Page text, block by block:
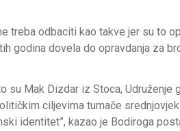
treba odbaciti kao takve jer su to
godina dovela do opravdanja za
su Mak Dizdar iz Stoca, Udruženje
ciljevima tumače
identitet”, kazao je Bodiroga